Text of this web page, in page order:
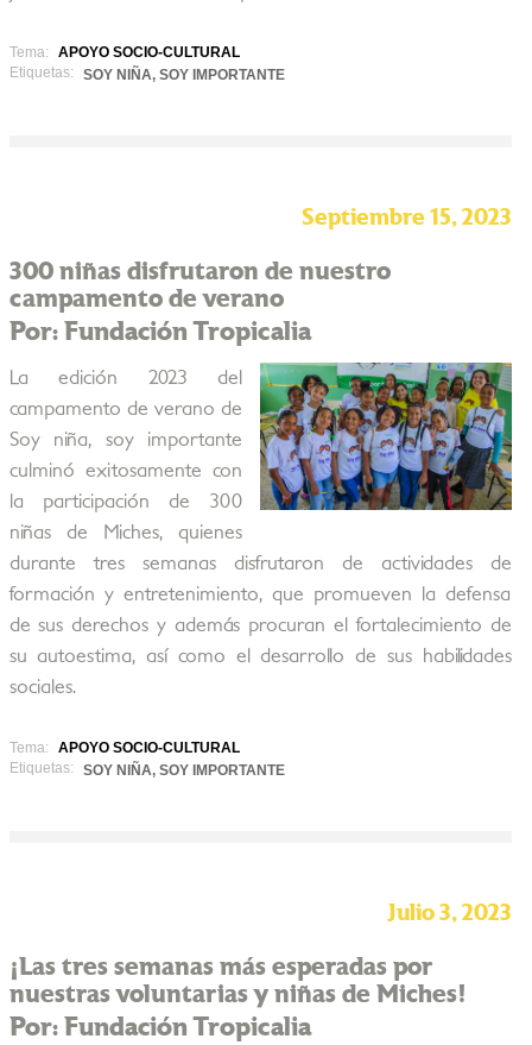
Tema:
APOYO SOCIO-CULTURAL
Etiquetas:
SOY NIÑA, SOY IMPORTANTE
Septiembre 15, 2023
300 niñas disfrutaron de nuestro
campamento de verano
Por: Fundación Tropicalia
La edición 2023 del
campamento de verano de
Soy niña, soy importante
culminó exitosamente con
la participación de 300
niñas de Miches, quienes
durante tres semanas disfrutaron de actividades de
formación y entretenimiento, que promueven la defensa
de sus derechos y además procuran el fortalecimiento de
su autoestima, así como el desarrollo de sus habilidades
sociales.
Tema:
APOYO SOCIO-CULTURAL
Etiquetas:
SOY NIÑA, SOY IMPORTANTE
Julio 3, 2023
¡Las tres semanas más esperadas por
nuestras voluntarias y niñas de Miches!
Por: Fundación Tropicalia